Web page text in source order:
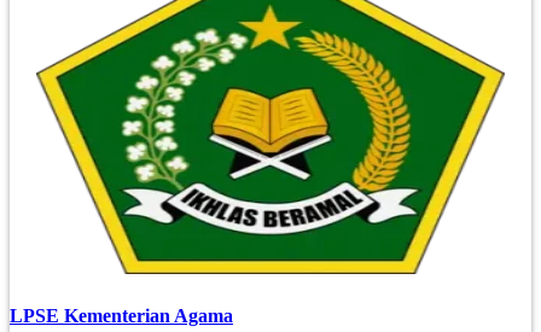
LPSE Kementerian Agama